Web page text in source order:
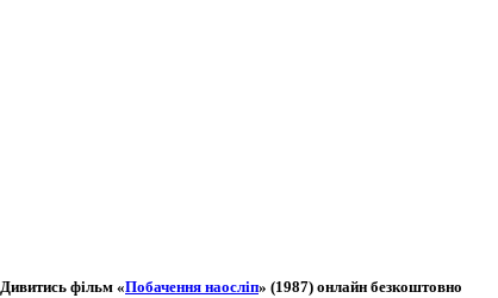
Дивитись фільм «Побачення наосліп» (1987) онлайн безкоштовно